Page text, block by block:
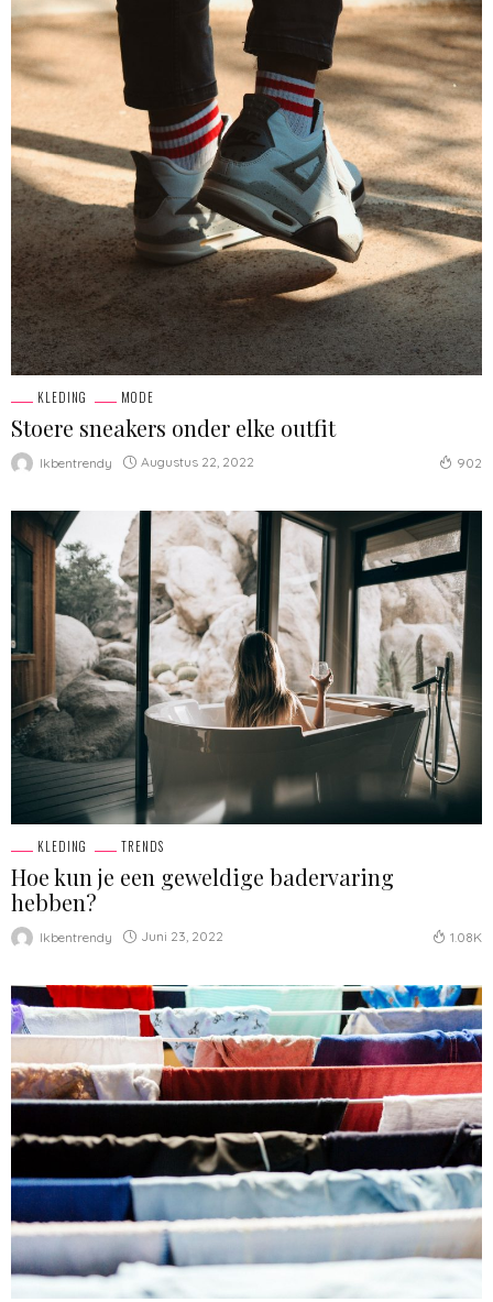
KLEDING MODE
Stoere sneakers onder elke outfit
Ikbentrendy Augustus 22, 2022 902
KLEDING TRENDS
Hoe kun je een geweldige badervaring
hebben?
Ikbentrendy Juni 23, 2022 1.08K